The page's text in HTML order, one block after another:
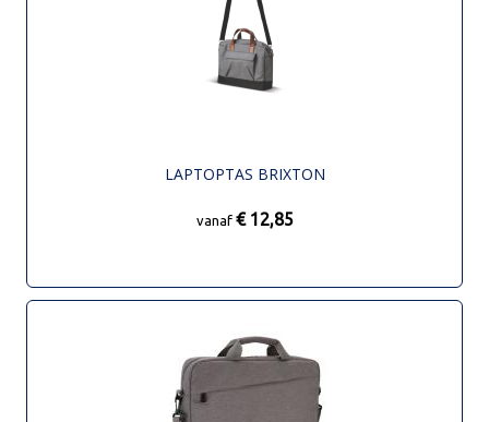
LAPTOPTAS BRIXTON
vanaf € 12,85